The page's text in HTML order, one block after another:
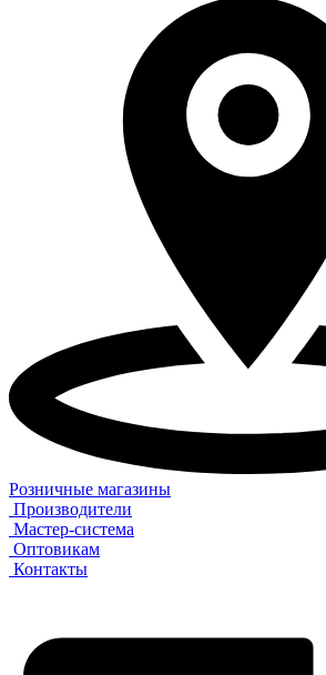
Розничные магазины
Производители
Мастер-система
Оптовикам
Контакты